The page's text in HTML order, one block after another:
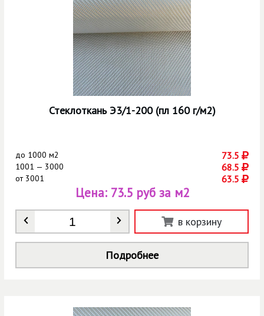
Стеклоткань Э3/1-200 (пл 160 г/м2)
до 1000 м2 73.5
1001 — 3000 68.5
от3001 63.5
Количество
Цена: 73.5 руб за м2
в корзину
Подробнее